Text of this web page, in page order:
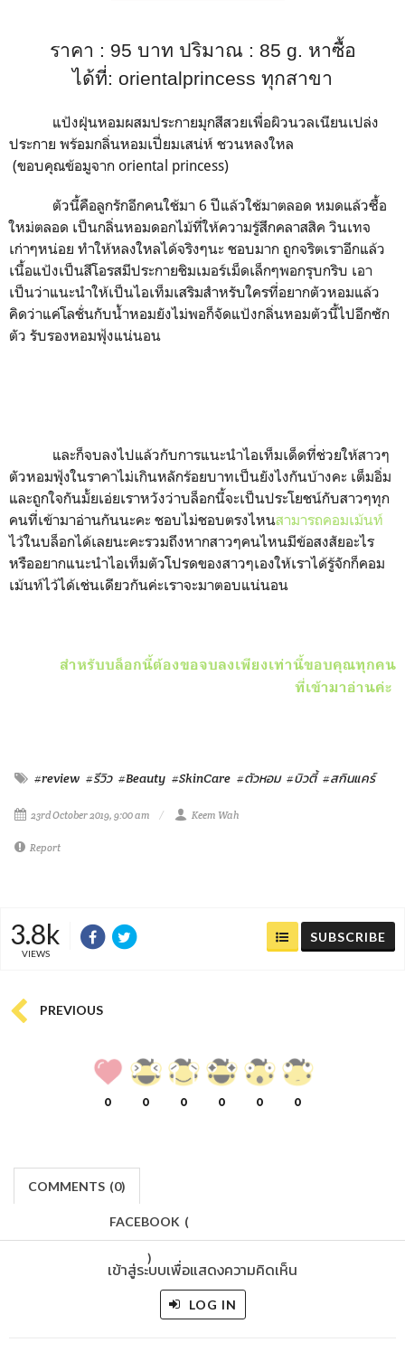
ราคา : 95 บาท ปริมาณ : 85 g. หาซื้อ
ได้ที่: orientalprincess ทุกสาขา
แป้งฝุ่นหอมผสมประกายมุกสีสวยเพื่อผิวนวลเนียนเปล่ง
ประกาย พร้อมกลิ่นหอมเปี่ยมเสน่ห์ ชวนหลงใหล
(ขอบคุณข้อมูจาก oriental princess)
ตัวนี้คือลูกรักอีกคนใช้มา 6 ปีแล้วใช้มาตลอด หมดแล้วซื้อ
ใหม่ตลอด เป็นกลิ่นหอมดอกไม้ที่ให้ความรู้สึกคลาสสิค วินเทจ
เก่าๆหน่อย ทำให้หลงใหลได้จริงๆนะ ชอบมาก ถูกจริตเราอีกแล้ว
เนื้อแป้งเป็นสีโอรสมีประกายชิมเมอร์เม็ดเล็กๆพอกรุบกริบ เอา
เป็นว่าแนะนำให้เป็นไอเท็มเสริมสำหรับใครที่อยากตัวหอมแล้ว
คิดว่าแค่โลชั่นกับน้ำหอมยังไม่พอก็จัดแป้งกลิ่นหอมตัวนี้ไปอีกซัก
ตัว รับรองหอมฟุ้งแน่นอน
และก็จบลงไปแล้วกับการแนะนำไอเท็มเด็ดที่ช่วยให้สาวๆ
ตัวหอมฟุ้งในราคาไม่เกินหลักร้อยบาทเป็นยังไงกันบ้างคะ เต็มอิ่ม
และถูกใจกันมั้ยเอ่ยเราหวังว่าบล็อกนี้จะเป็นประโยชน์กับสาวๆทุก
คนที่เข้ามาอ่านกันนะคะ ชอบไม่ชอบตรงไหนสามารถคอมเม้นท์
ไว้ในบล็อกได้เลยนะคะรวมถึงหากสาวๆคนไหนมีข้อสงสัยอะไร
หรืออยากแนะนำไอเท็มตัวโปรดของสาวๆเองให้เราได้รู้จักก็คอม
เม้นท์ไว้ได้เช่นเดียวกันค่ะเราจะมาตอบแน่นอน
สำหรับบล็อกนี้ต้องขอจบลงเพียงเท่านี้ขอบคุณทุกคน
ที่เข้ามาอ่านค่ะ
#review #รีวิว #Beauty #SkinCare #ตัวหอม #บิวตี้ #สกินแคร์
23rd October 2019, 9:00 am Keem Wah
Report
3.8k
VIEWS
SUBSCRIBE
PREVIOUS
0 0 0 0 0 0
COMMENTS (0)
FACEBOOK (
)
เข้าสู่ระบบเพื่อแสดงความคิดเห็น
LOG IN